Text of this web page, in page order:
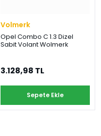
Volmerk
Opel Combo C 1.3 Dizel
Sabit Volant Wolmerk
3.128,98 TL
Sepete Ekle